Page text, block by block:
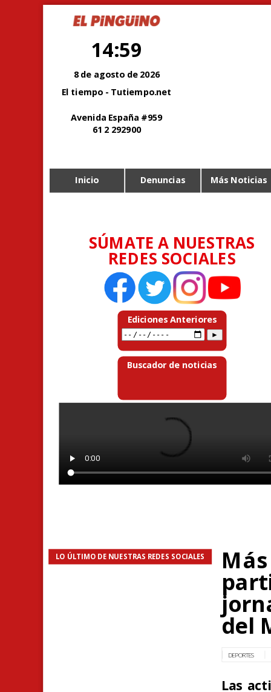
14:59
8 de agosto de 2026
El tiempo - Tutiempo.net
Avenida España #959
61 2 292900
Inicio Denuncias Más Noticias
SÚMATE A NUESTRAS
REDES SOCIALES
Ediciones Anteriores
Buscador de noticias
LO ÚLTIMO DE NUESTRAS REDES SOCIALES
del
DEPORTES
Las